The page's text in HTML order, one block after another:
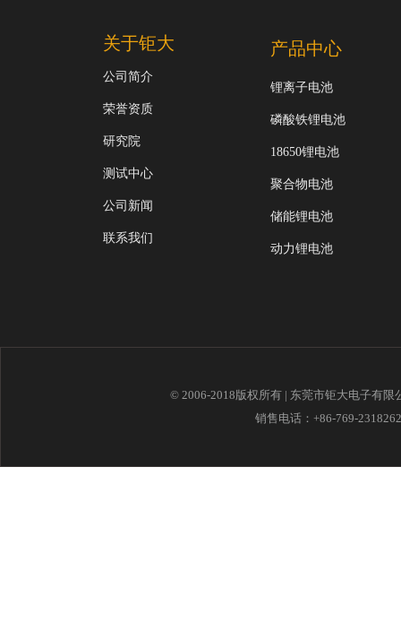
关于钜大
公司简介
荣誉资质
研究院
测试中心
公司新闻
联系我们
产品中心
锂离子电池
磷酸铁锂电池
18650锂电池
聚合物电池
储能锂电池
动力锂电池
© 2006-2018版权所有 | 东莞市钜大电子有
销售电话：+86-769-